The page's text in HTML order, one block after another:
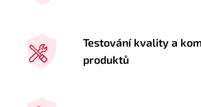
Testování kvality a
produktů